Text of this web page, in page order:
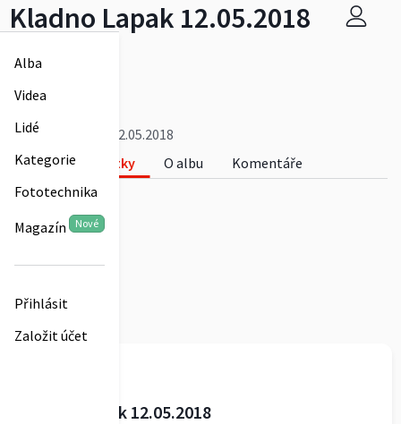
Alba
Videa
Lidé
Kategorie
Fototechnika
Magazín Nové
Přihlásit
Založit účet
Kladno Lapak 12.05.2018
Více
karovd01
Kladno Lapak 12.05.2018
Fotky
O albu
Komentáře
0
Kladno Lapak 12.05.2018